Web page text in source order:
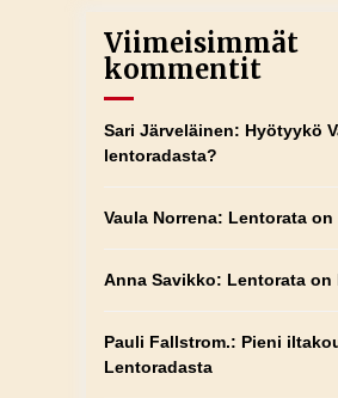
Viimeisimmät
kommentit
Sari Järveläinen: Hyötyykö
lentoradasta?
Vaula Norrena: Lentorata
Anna Savikko: Lentorata
Pauli Fallstrom.: Pieni
Lentoradasta